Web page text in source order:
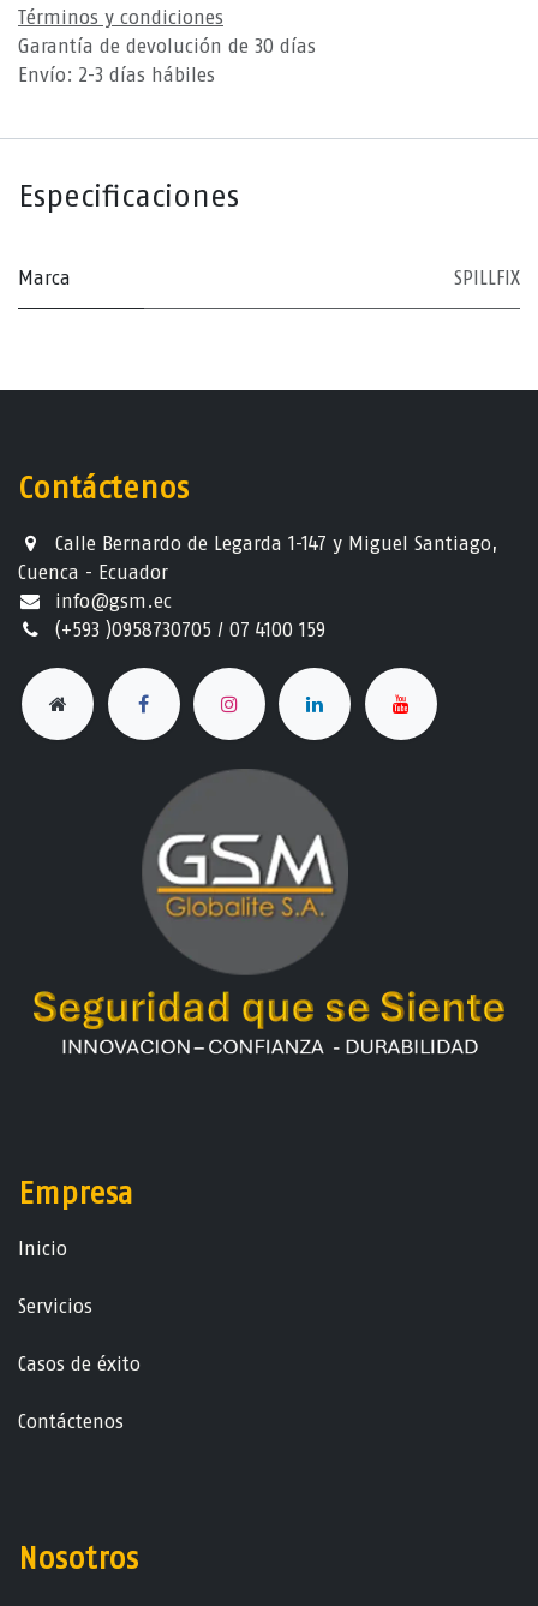
Términos y condiciones
Garantía de devolución de 30 días
Envío: 2-3 días hábiles
Especificaciones
Marca SPILLFIX
Contáctenos
Calle Bernardo de Legarda 1-147 y Miguel Santiago,
Cuenca - Ecuador
info@gsm.ec​
(+593 )0958730705 / 07 4100 159
Empresa
Ini​ci​o
Servicios
Casos de éxito
Contáctenos
Nosotros